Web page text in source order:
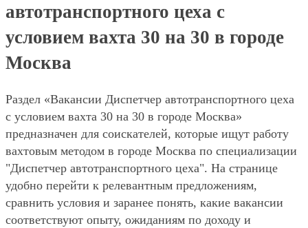
автотранспортного цеха с
условием вахта 30 на 30 в городе
Москва
Раздел «Вакансии Диспетчер автотранспортного цеха
с условием вахта 30 на 30 в городе Москва»
предназначен для соискателей, которые ищут работу
вахтовым методом в городе Москва по специализации
"Диспетчер автотранспортного цеха". На странице
удобно перейти к релевантным предложениям,
сравнить условия и заранее понять, какие вакансии
соответствуют опыту, ожиданиям по доходу и